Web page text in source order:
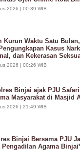
2026 | 00:39 WIB
Kurun Waktu Satu
Kasus
dan Kekerasan
2026 | 00:26 WIB
Binjai ajak PJU
Masyarakat di Masjid
2026 | 21:49 WIB
Binjai Bersama PJU
Pengadilan Agama